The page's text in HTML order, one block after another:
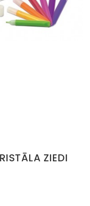
ZIEDI